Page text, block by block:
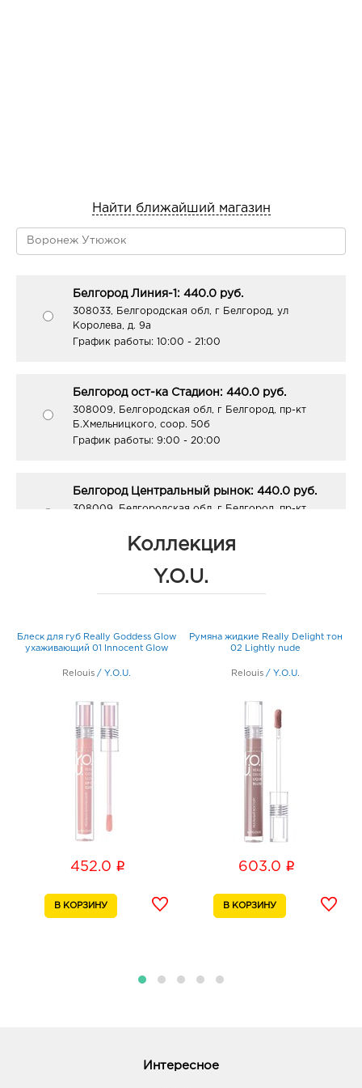
Найти ближайший магазин
Белгород Линия-1: 440.0 руб.
308033, Белгородская обл, г Белгород, ул
Королева, д. 9а
График работы: 10:00 - 21:00
Белгород ост-ка Стадион: 440.0 руб.
308009, Белгородская обл, г Белгород, пр-кт
Б.Хмельницкого, соор. 50б
График работы: 9:00 - 20:00
Белгород Центральный рынок: 440.0 руб.
308009, Белгородская обл, г Белгород, пр-кт
График работы:9:00 - 21:00
График работы:10:00 - 22:00
394088, Воронежская обл, г Воронеж, ул Генерала
График работы:
Воронеж Окей: 440.0 руб.
394068, Воронежская обл, г Воронеж, ул
График работы:
394018, Воронежская обл, г Воронеж, ул
Кольцовская, д. 35
Воронеж Атмосфера: 440.0 руб.
Коллекция
Y.O.U.
Блеск для губ Really Goddess Glow
ухаживающий 01 Innocent Glow
Relouis / Y.O.U.
452.0 i
Румяна жидкие Really Delight тон
02 Lightly nude
Relouis / Y.O.U.
603.0 i
Интересное